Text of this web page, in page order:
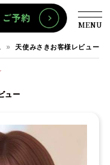
天使みさきお客様レビュー
MENU
ュー